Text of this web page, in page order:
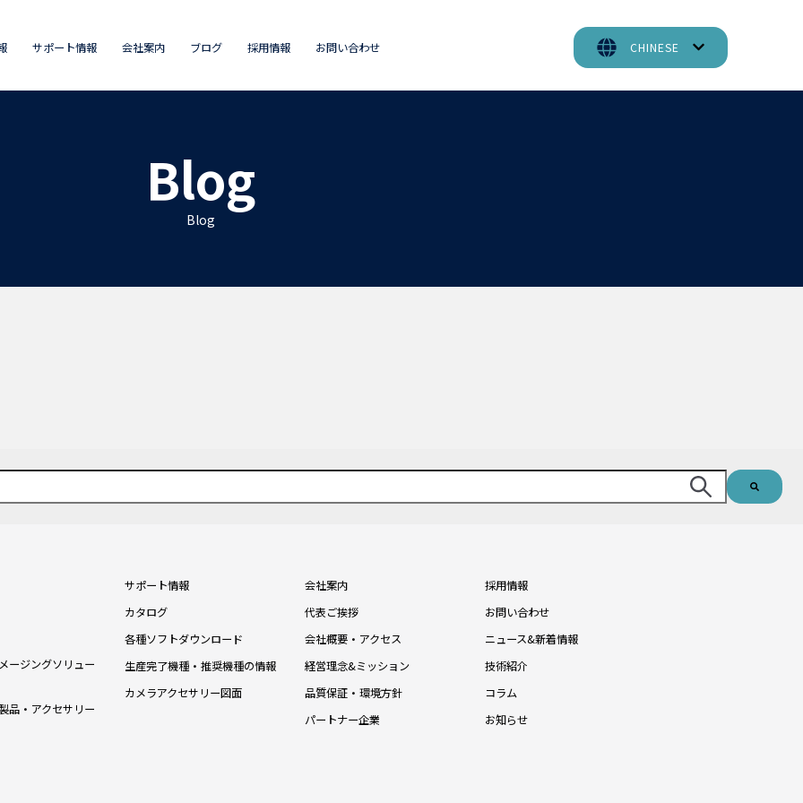
サポート情報 会社案内 ブログ 採用情報 お問い合わせ CHINESE
Blog
Blog
ージングソリュー
品・アクセサリー
サポート情報
カタログ
各種ソフトダウンロード
生産完了機種・推奨機種の情報
カメラアクセサリー図面
会社案内
代表ご挨拶
会社概要・アクセス
経営理念&ミッション
品質保証・環境方針
パートナー企業
採用情報
お問い合わせ
ニュース&新着情報
技術紹介
コラム
お知らせ